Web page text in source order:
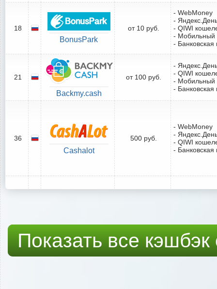
18
BonusPark
от 10 руб.
- WebMoney
-
- QIWI
- Мобильный
- Банковская
21
Backmy.cash
от 100 руб.
-
- QIWI
- Мобильный
- Банковская
36
Cashalot
500 руб.
- WebMoney
-
- QIWI
- Банковская
Показать все